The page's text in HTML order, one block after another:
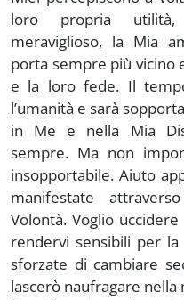
loro propria utilità,
meraviglioso, la Mia
porta sempre più vicino
e la loro fede. Il
l’umanità e sarà
in Me e nella Mia
sempre. Ma non
insopportabile. Aiuto
manifestate
Volontà. Voglio
rendervi sensibili per
sforzate di cambiare
lascerò naufragare nella